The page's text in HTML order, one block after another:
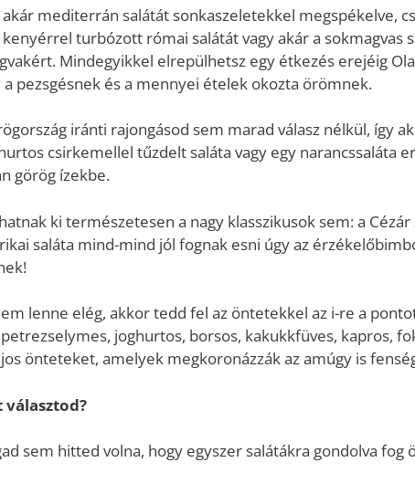
akár mediterrán salátát sonkaszeletekkel megspékelve,
turbózott római salátát vagy akár a sokmagvas
Mindegyikkel elrepülhetsz egy étkezés erejéig
a pezsgésnek és a mennyei ételek okozta örömnek.
iránti rajongásod sem marad válasz nélkül, így
csirkemellel tűzdelt saláta vagy egy narancssaláta
görög ízekbe.
ki természetesen a nagy klasszikusok sem: a Cézár
saláta mind-mind jól fognak esni úgy az
lenne elég, akkor tedd fel az öntetekkel az i-re a
joghurtos, borsos, kakukkfüves, kapros,
önteteket, amelyek megkoronázzák az amúgy is
sem hitted volna, hogy egyszer salátákra gondolva fog